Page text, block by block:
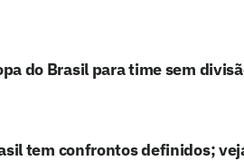
do Brasil para time sem
tem confrontos definidos;